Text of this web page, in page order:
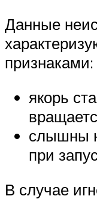
Данные
признаками:
якорь
слышны
при
В случае